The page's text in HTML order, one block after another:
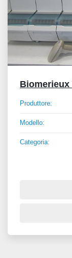
Biomerieux
Produttore:
Modello:
Categoria: